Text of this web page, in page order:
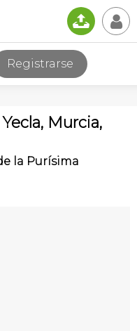
📤 👤
Registrarse
Murcia,
la Purísima